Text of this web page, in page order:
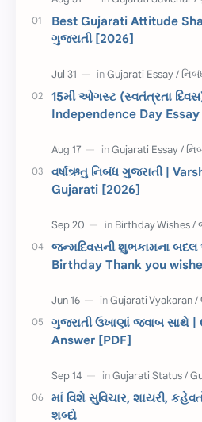
ચાલીસા
દિવાળી
સ્પીચ ગુજરાતી
રક્ષાબંધન
જાણવા જેવું
શિક્ષક દિવસ
કહેવતો
Gujarati Slogans
ગુજરાતી વ્યાકરણ
જ્ઞાન સાધના પરીક્ષા
Merit List
Best Gujarati Attitude
ગુજરાતી [2026]
15મી ઓગસ્ટ (સ્વતંત્રતા
Independence Day
વર્ષાઋતુ નિબંધ ગુજરાતી |
Gujarati [2026]
જન્મદિવસની શુભકામના
Birthday Thank you
ગુજરાતી ઉખાણાં જવાબ સાથે
Answer [PDF]
માં વિશે સુવિચાર, શાયરી,
શબ્દો